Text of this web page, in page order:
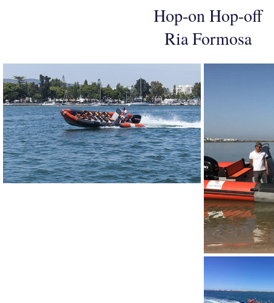
Hop-on Hop-off
Ria Formosa